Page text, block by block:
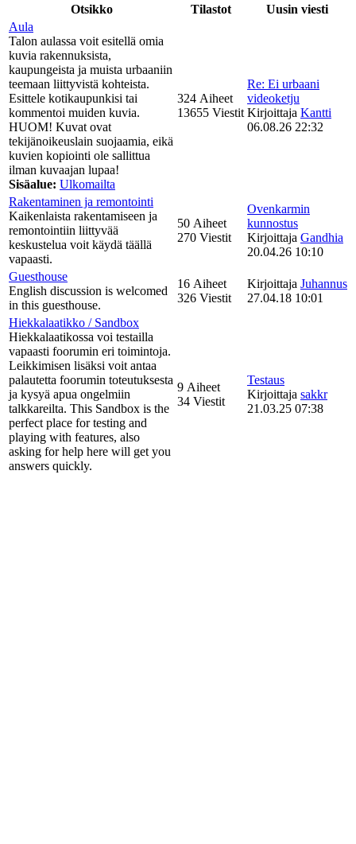
Otsikko
Tilastot
Uusin viesti
Aula
Talon aulassa voit esitellä omia
kuvia rakennuksista,
kaupungeista ja muista urbaaniin
teemaan liittyvistä kohteista.
Esittele kotikaupunkisi tai
kommentoi muiden kuvia.
HUOM! Kuvat ovat
tekijänoikeuslain suojaamia, eikä
kuvien kopiointi ole sallittua
ilman kuvaajan lupaa!
Sisäalue: Ulkomailta
324 Aiheet
13655 Viestit
Re: Ei urbaani
videoketju
Kirjoittaja Kantti
06.08.26 22:32
Rakentaminen ja remontointi
Kaikenlaista rakentamiseen ja
remontointiin liittyvää
keskustelua voit käydä täällä
vapaasti.
50 Aiheet
270 Viestit
Ovenkarmin
kunnostus
Kirjoittaja Gandhia
20.04.26 10:10
Guesthouse
English discussion is welcomed
in this guesthouse.
16 Aiheet
326 Viestit
Kirjoittaja Juhannus
27.04.18 10:01
Hiekkalaatikko / Sandbox
Hiekkalaatikossa voi testailla
vapaasti foorumin eri toimintoja.
Leikkimisen lisäksi voit antaa
palautetta foorumin toteutuksesta
ja kysyä apua ongelmiin
talkkareilta. This Sandbox is the
perfect place for testing and
playing with features, also
asking for help here will get you
answers quickly.
9 Aiheet
34 Viestit
Testaus
Kirjoittaja sakkr
21.03.25 07:38